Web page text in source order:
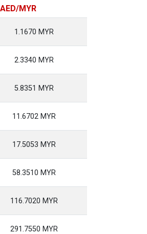
MYR
1.1670 MYR
2.3340 MYR
5.8351 MYR
11.6702 MYR
17.5053 MYR
58.3510 MYR
116.7020 MYR
291.7550 MYR